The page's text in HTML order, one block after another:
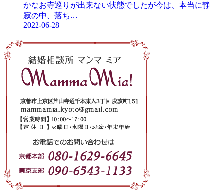
かなお寺巡りが出来ない状態でしたが今は、本当に静
寂の中、落ち…
2022-06-28